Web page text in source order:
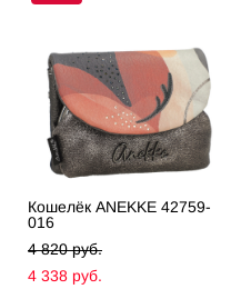
Кошелёк ANEKKE 42759-
016
4 820 pуб.
4 338 pуб.